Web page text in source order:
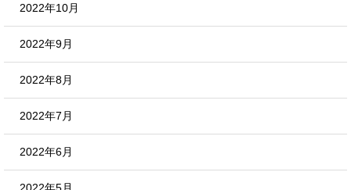
2022年10月
2022年9月
2022年8月
2022年7月
2022年6月
2022年5月